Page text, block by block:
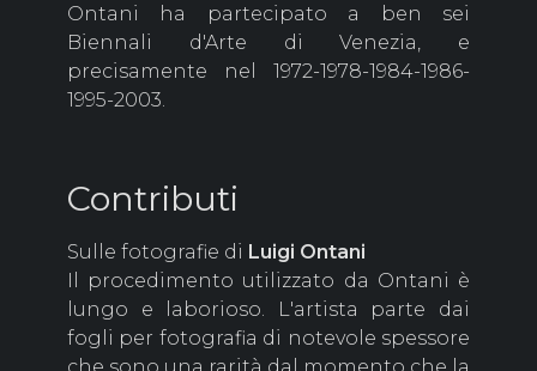
Ontani ha partecipato a ben sei
Biennali d'Arte di Venezia, e
precisamente nel 1972-1978-1984-1986-
1995-2003.
Contributi
Sulle fotografie di Luigi Ontani
Il procedimento utilizzato da Ontani è
lungo e laborioso. L'artista parte dai
fogli per fotografia di notevole spessore
che sono una rarità dal momento che la